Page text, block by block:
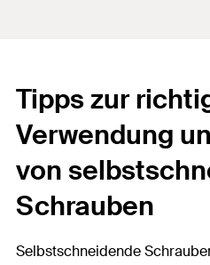
Tipps zur
Verwendung
von
Schrauben
Selbstschneidende